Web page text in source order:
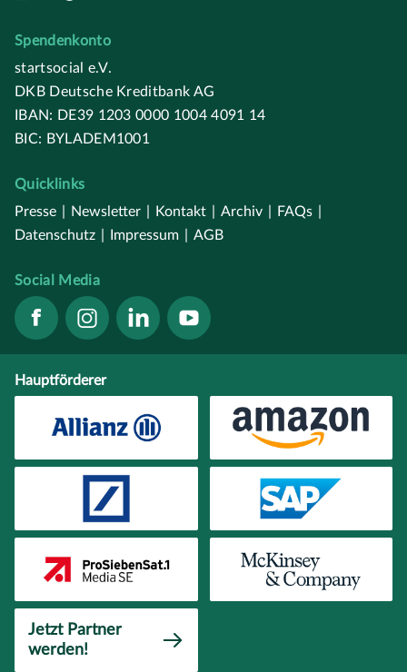
Spendenkonto
startsocial e.V.
DKB Deutsche Kreditbank AG
IBAN: DE39 1203 0000 1004 4091 14
BIC: BYLADEM1001
Quicklinks
Presse
Newsletter Kontakt Archiv FAQs
Datenschutz
Impressum AGB
Social Media
Hauptförderer
Jetzt Partner
werden!